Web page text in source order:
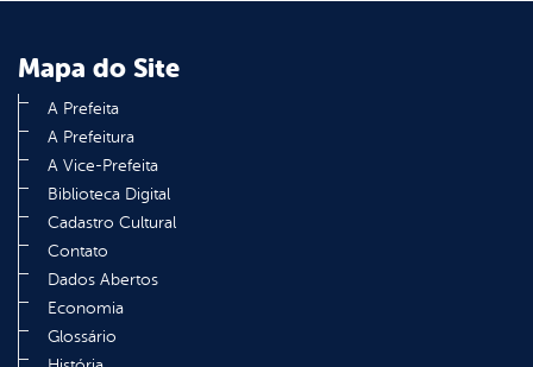
Mapa do Site
A Prefeita
A Prefeitura
A Vice-Prefeita
Biblioteca Digital
Cadastro Cultural
Contato
Dados Abertos
Economia
Glossário